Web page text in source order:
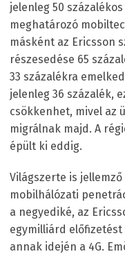
jelenleg 50
meghatározó
másként az Ericsson
részesedése 65
33 százalékra
jelenleg 36 százalék,
csökkenhet, mivel az
migrálnak majd. A
épült ki eddig.
Világszerte is
mobilhálózati
a negyediké, az
egymilliárd előfizetést
annak idején a 4G.